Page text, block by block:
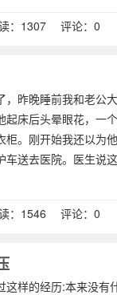
：1307 评论：0
，昨晚睡前我和老公
起床后头晕眼花，一
柜。刚开始我还以为
车送去医院。医生说
：1546 评论：0
这样的经历:本来没有